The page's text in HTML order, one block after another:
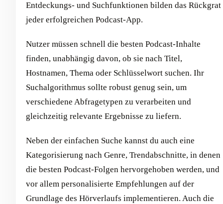
Entdeckungs- und Suchfunktionen bilden das Rückgrat
jeder erfolgreichen Podcast-App.
Nutzer müssen schnell die besten Podcast-Inhalte
finden, unabhängig davon, ob sie nach Titel,
Hostnamen, Thema oder Schlüsselwort suchen. Ihr
Suchalgorithmus sollte robust genug sein, um
verschiedene Abfragetypen zu verarbeiten und
gleichzeitig relevante Ergebnisse zu liefern.
Neben der einfachen Suche kannst du auch eine
Kategorisierung nach Genre, Trendabschnitte, in denen
die besten Podcast-Folgen hervorgehoben werden, und
vor allem personalisierte Empfehlungen auf der
Grundlage des Hörverlaufs implementieren. Auch die